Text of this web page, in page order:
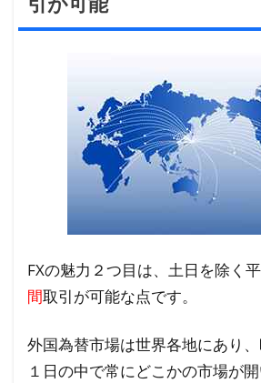
FXの魅力２つ目は、土日を除く
間取引が可能な点です。
外国為替市場は世界各地にあり
１日の中で常にどこかの市場が